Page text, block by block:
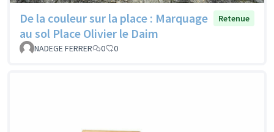
De la couleur sur la place : Marquage
au sol Place Olivier le Daim
Retenue
NADEGE FERRER 0 0